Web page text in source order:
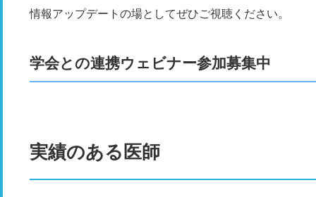
情報アップデートの場としてぜひご視聴ください。
学会との連携ウェビナー参加募集中
実績のある医師